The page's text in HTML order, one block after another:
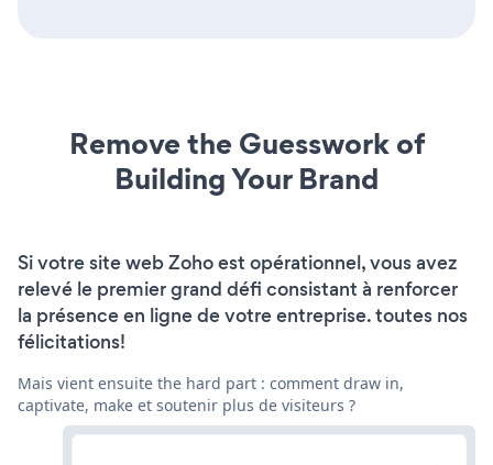
Remove the Guesswork of
Building Your Brand
Si votre site web Zoho est opérationnel, vous avez
relevé le premier grand défi consistant à renforcer
la présence en ligne de votre entreprise. toutes nos
félicitations!
Mais vient ensuite the hard part : comment draw in,
captivate, make et soutenir plus de visiteurs ?